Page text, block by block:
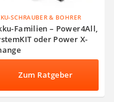
SCHRAUBER & BOHRER
Familien – Power4All,
oder Power X-
Zum Ratgeber